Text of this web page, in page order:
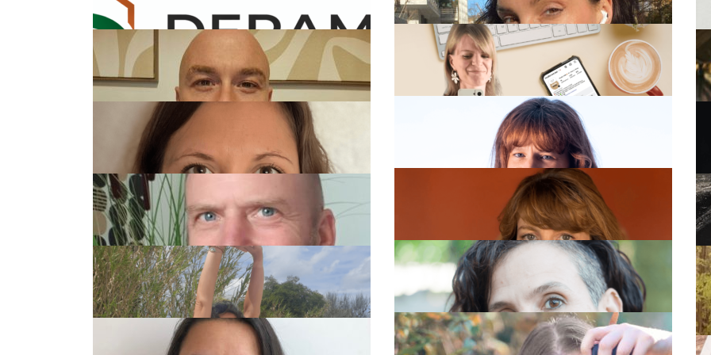
Mode à domicile propose un service privé et
personnalisé sur mesure
Line De Munnynck
Mode à domicile
Robert Deramay
Deramay Construction
Communication Digitale pour indépendants:
Sites web, Réseaux Sociaux, Canva
Emilie Kretz
Studio COM
Conception et réalisation de vos meubles sur
mesures
Renaud Bourguet
Apurpose
Coach & art-thérapeute : Retrouve ton
Delphine Poncelet
Étincelle Créative
Traduction de l'anglais et l'espagnol vers le
Honorine Marcipont
Accessibilité & Traduction